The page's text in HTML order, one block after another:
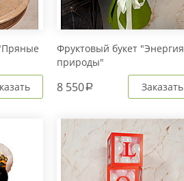
Фруктовый букет "Энергия
природы"
8 550a Заказать